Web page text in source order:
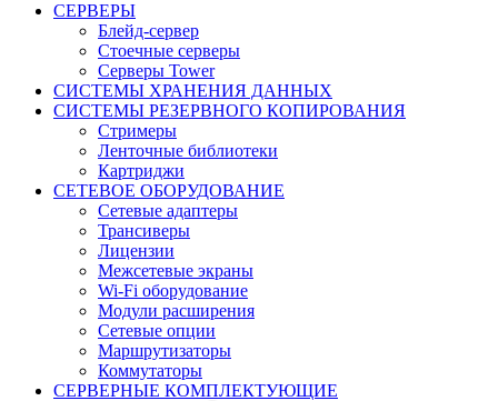
СЕРВЕРЫ
Блейд-сервер
Стоечные серверы
Серверы Tower
СИСТЕМЫ ХРАНЕНИЯ ДАННЫХ
СИСТЕМЫ РЕЗЕРВНОГО КОПИРОВАНИЯ
Стримеры
Ленточные библиотеки
Картриджи
СЕТЕВОЕ ОБОРУДОВАНИЕ
Сетевые адаптеры
Трансиверы
Лицензии
Межсетевые экраны
Wi-Fi оборудование
Модули расширения
Сетевые опции
Маршрутизаторы
Коммутаторы
СЕРВЕРНЫЕ КОМПЛЕКТУЮЩИЕ